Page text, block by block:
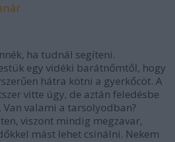
ha tudnál segíteni.
egy vidéki barátnőmtől, hogy
hátra kötni a gyerkőcöt. A
vitte úgy, de aztán feledésbe
valami a tarsolyodban?
viszont mindig megzavar,
mást lehet csinálni. Nekem